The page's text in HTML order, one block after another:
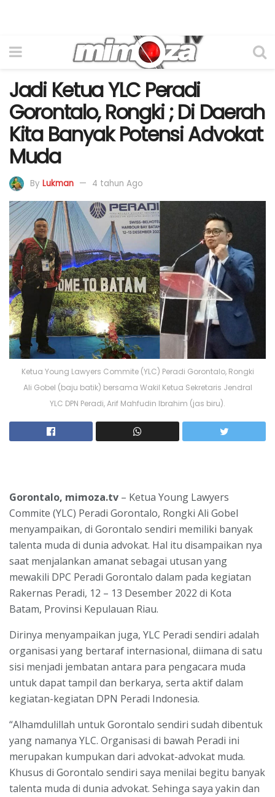
Jadi Ketua YLC Peradi
Gorontalo, Rongki ; Di Daerah
Kita Banyak Potensi Advokat
Muda
By Lukman 4 tahun Ago
Ketua Young Lawyers Commite (YLC) Peradi Gorontalo, Rongki
Ali Gobel (baju batik) bersama Wakil Ketua Sekretaris Jendral
YLC DPN Peradi, Arif Mahfudin Ibrahim (jas biru).
Gorontalo, mimoza.tv – Ketua Young Lawyers
Commite (YLC) Peradi Gorontalo, Rongki Ali Gobel
menyampaikan, di Gorontalo sendiri memiliki banyak
talenta muda di dunia advokat. Hal itu disampaikan nya
saat menjalankan amanat sebagai utusan yang
mewakili DPC Peradi Gorontalo dalam pada kegiatan
Rakernas Peradi, 12 – 13 Desember 2022 di Kota
Batam, Provinsi Kepulauan Riau.
Dirinya menyampaikan juga, YLC Peradi sendiri adalah
organisasi yang bertaraf internasional, diimana di satu
sisi menjadi jembatan antara para pengacara muda
untuk dapat tampil dan berkarya, serta aktif dalam
kegiatan-kegiatan DPN Peradi Indonesia.
“Alhamdulillah untuk Gorontalo sendiri sudah dibentuk
yang namanya YLC. Organisasi di bawah Peradi ini
merupakan kumpukan dari advokat-advokat muda.
Khusus di Gorontalo sendiri saya menilai begitu banyak
talenta muda di dunia advokat. Sehinga saya yakin dan